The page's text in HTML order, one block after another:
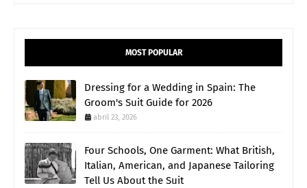
MOST POPULAR
Dressing for a Wedding in Spain: The
Groom's Suit Guide for 2026
abril 23, 2026
Four Schools, One Garment: What British,
Italian, American, and Japanese Tailoring
Tell Us About the Suit